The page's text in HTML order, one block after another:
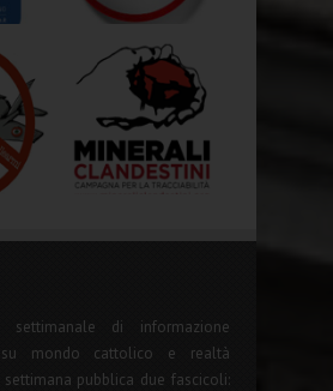
di informazione
su mondo cattolico e realtà
settimana pubblica due fascicoli: